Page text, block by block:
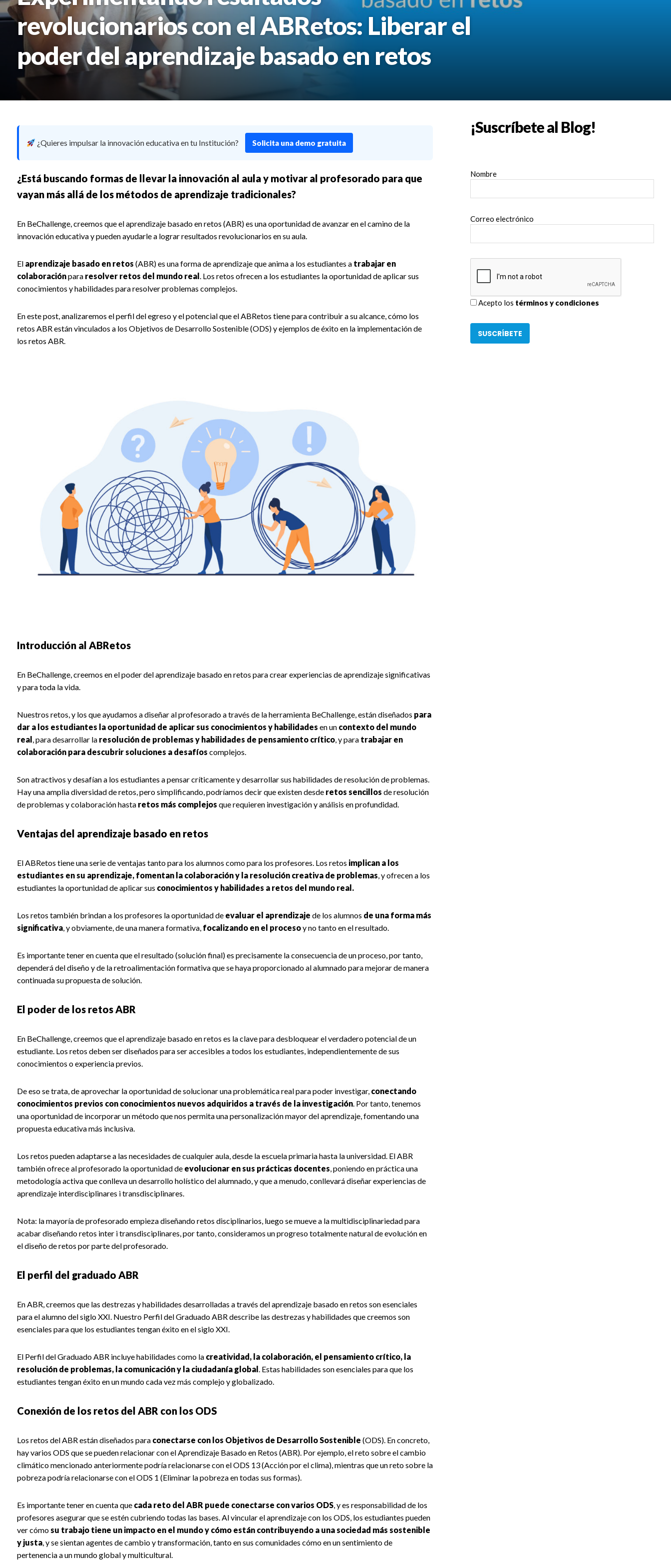
revolucionarios con el ABRetos: Liberar el
poder del aprendizaje basado en retos
¿Quieres impulsar la innovación educativa en tu Institución? Solicita una demo gratuita
¿Está buscando formas de llevar la innovación al aula y motivar al profesorado para que
vayan más allá de los métodos de aprendizaje tradicionales?
En BeChallenge, creemos que el aprendizaje basado en retos (ABR) es una oportunidad de avanzar en el camino de la
innovación educativa y pueden ayudarle a lograr resultados revolucionarios en su aula.
El aprendizaje basado en retos (ABR) es una forma de aprendizaje que anima a los estudiantes atrabajar en
colaboraciónpara resolver retos del mundo real . Los retos ofrecen a los estudiantes la oportunidad de aplicar sus
conocimientos y habilidades para resolver problemas complejos.
En este post, analizaremos el perfil del egreso y el potencial que el ABRetos tiene para contribuir a su alcance, cómo los
retos ABR están vinculados a los Objetivos de Desarrollo Sostenible (ODS) y ejemplos de éxito en la implementación de
los retos ABR.
Introducción al ABRetos
En BeChallenge, creemos en el poder del aprendizaje basado en retos para crear experiencias de aprendizaje significativas
y para toda la vida.
Nuestros retos, y los que ayudamos a diseñar al profesorado a través de la herramienta BeChallenge, están diseñados para
dar a los estudiantes la oportunidad de aplicar sus conocimientos y habilidades en un contexto del mundo
real , para desarrollar laresolución de problemas y habilidades de pensamiento crítico, y para trabajar en
colaboración para descubrir soluciones a desafíos complejos.
Son atractivos y desafían a los estudiantes a pensar críticamente y desarrollar sus habilidades de resolución de problemas.
Hay una amplia diversidad de retos, pero simplificando, podríamos decir que existen desde retos sencillos de resolución
de problemas y colaboración hasta retos más complejos que requieren investigación y análisis en profundidad.
Ventajas del aprendizaje basado en retos
El ABRetos tiene una serie de ventajas tanto para los alumnos como para los profesores. Los retos implican a los
estudiantes en su aprendizaje, fomentan la colaboración y la resolución creativa de problemas, y ofrecen a los
estudiantes la oportunidad de aplicar sus conocimientos y habilidades a retos del mundo real.
Los retos también brindan a los profesores la oportunidad de evaluar el aprendizaje de los alumnos de una forma más
significativa, y obviamente, de una manera formativa, focalizando en el procesoy no tanto en el resultado.
Es importante tener en cuenta que el resultado (solución final) es precisamente la consecuencia de un proceso, por tanto,
dependerá del diseño y de la retroalimentación formativa que se haya proporcionado al alumnado para mejorar de manera
continuada su propuesta de solución.
El poder de los retos ABR
En BeChallenge, creemos que el aprendizaje basado en retos es la clave para desbloquear el verdadero potencial de un
estudiante. Los retos deben ser diseñados para ser accesibles a todos los estudiantes, independientemente de sus
conocimientos o experiencia previos.
De eso se trata, de aprovechar la oportunidad de solucionar una problemática real para poder investigar, conectando
conocimientos previos con conocimientos nuevos adquiridos a través de la investigación. Por tanto, tenemos
una oportunidad de incorporar un método que nos permita una personalización mayor del aprendizaje, fomentando una
propuesta educativa más inclusiva.
Los retos pueden adaptarse a las necesidades de cualquier aula, desde la escuela primaria hasta la universidad. El ABR
también ofrece al profesorado la oportunidad de evolucionar en sus prácticas docentes, poniendo en práctica una
metodología activa que conlleva un desarrollo holístico del alumnado, y que a menudo, conllevará diseñar experiencias de
aprendizaje interdisciplinares i transdisciplinares.
Nota: la mayoría de profesorado empieza diseñando retos disciplinarios, luego se mueve a la multidisciplinariedad para
acabar diseñando retos inter i transdisciplinares, por tanto, consideramos un progreso totalmente natural de evolución en
el diseño de retos por parte del profesorado.
El perfil del graduado ABR
En ABR, creemos que las destrezas y habilidades desarrolladas a través del aprendizaje basado en retos son esenciales
para el alumno del siglo XXI. Nuestro Perfil del Graduado ABR describe las destrezas y habilidades que creemos son
esenciales para que los estudiantes tengan éxito en el siglo XXI.
El Perfil del Graduado ABR incluye habilidades como la creatividad, la colaboración, el pensamiento crítico, la
resolución de problemas, la comunicación y la ciudadanía global . Estas habilidades son esenciales para que los
estudiantes tengan éxito en un mundo cada vez más complejo y globalizado.
Conexión de los retos del ABR con los ODS
Los retos del ABR están diseñados para conectarse con los Objetivos de Desarrollo Sostenible (ODS). En concreto,
hay varios ODS que se pueden relacionar con el Aprendizaje Basado en Retos (ABR). Por ejemplo, el reto sobre el cambio
climático mencionado anteriormente podría relacionarse con el ODS 13 (Acción por el clima), mientras que un reto sobre la
pobreza podría relacionarse con el ODS 1 (Eliminar la pobreza en todas sus formas).
Es importante tener en cuenta que cada reto del ABR puede conectarse con varios ODS, y es responsabilidad de los
profesores asegurar que se estén cubriendo todas las bases. Al vincular el aprendizaje con los ODS, los estudiantes pueden
ver cómosu trabajo tiene un impacto en el mundo y cómo están contribuyendo a una sociedad más sostenible
y justa, y se sientan agentes de cambio y transformación, tanto en sus comunidades cómo en un sentimiento de
pertenencia a un mundo global y multicultural.
¡Suscríbete al Blog!
Nombre
Correo electrónico
Acepto los términos y condiciones